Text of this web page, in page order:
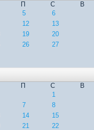
П С
В
5
6
12
13
19
20
26
27
П С
В
1
7
8
14
15
21
22